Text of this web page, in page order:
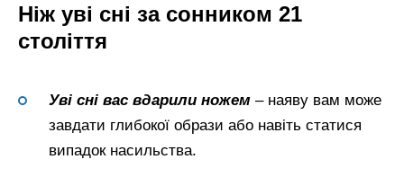
Ніж уві сні за сонником 21
століття
Уві сні вас вдарили ножем – наяву вам може
завдати глибокої образи або навіть статися
випадок насильства.